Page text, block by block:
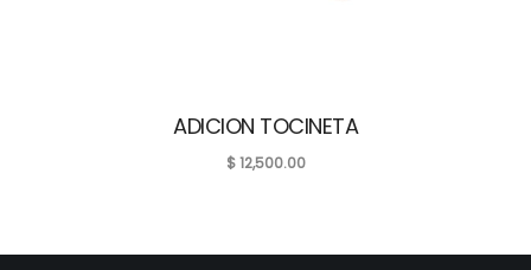
ADICION TOCINETA
$12,500.00